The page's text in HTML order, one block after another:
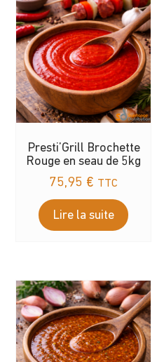
Presti’Grill Brochette
Rouge en seau de 5kg
75,95 € TTC
Lire la suite